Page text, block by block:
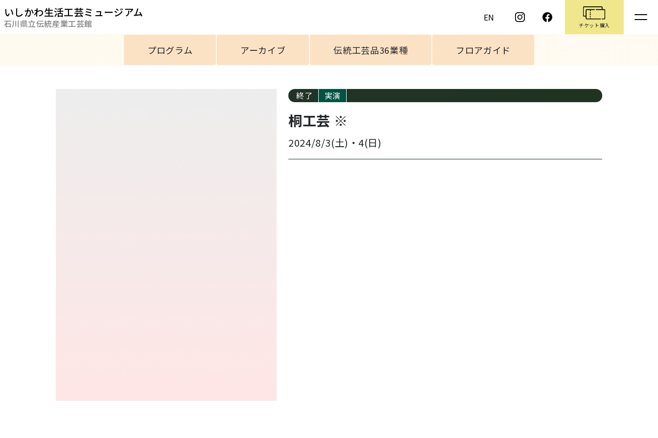
いしかわ生活工芸ミュージアム
石川県立伝統産業工芸館
EN
チケット購入
プログラム アーカイブ 伝統工芸品36業種 フロアガイド
終了 実演
桐工芸 ※
2024/8/3(土) ・ 4(日)